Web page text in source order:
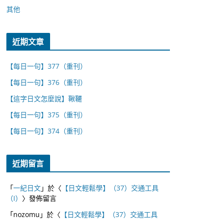
其他
近期文章
【每日一句】377（重刊）
【每日一句】376（重刊）
【這字日文怎麼說】鞦韆
【每日一句】375（重刊）
【每日一句】374（重刊）
近期留言
「一紀日文」於〈 【日文輕鬆學】（37）交通工具
（I） 〉發佈留言
「nozomu 」於〈 【日文輕鬆學】（37）交通工具